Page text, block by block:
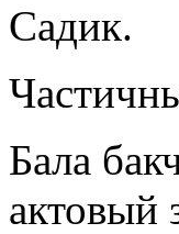
Садик.
Бала
актовый